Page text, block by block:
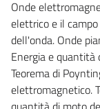
Onde
elettrico e il
dell'onda. Onde
Energia e
Teorema di
elettromagnetico.